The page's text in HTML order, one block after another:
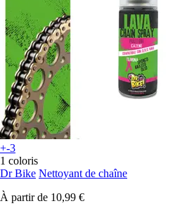
+-3
1 coloris
Dr Bike Nettoyant de chaîne
À partir de 10,99 €